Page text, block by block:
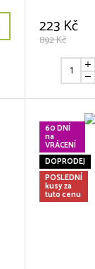
223 Kč
892 Kč
60 DNÍ
na
VRÁCENÍ
DOPRODEJ
POSLEDNÍ
kusy za
tuto cenu